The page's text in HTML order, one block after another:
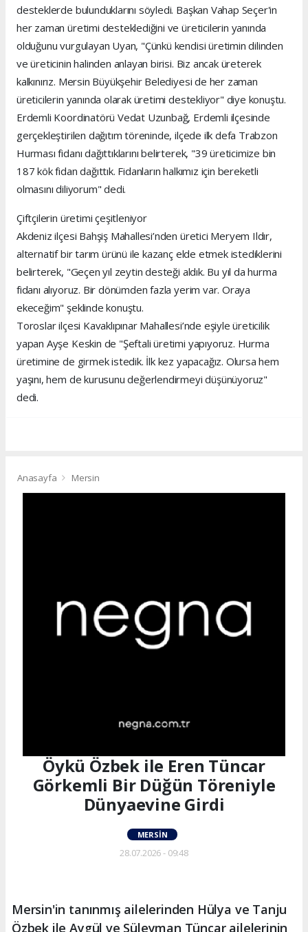
desteklerde bulunduklarını söyledi. Başkan Vahap Seçer'in
her zaman üretimi desteklediğini ve üreticilerin yanında
olduğunu vurgulayan Uyan, "Çünkü kendisi üretimin dilinden
ve üreticinin halinden anlayan birisi. Biz ancak üreterek
kalkınırız. Mersin Büyükşehir Belediyesi de her zaman
üreticilerin yanında olarak üretimi destekliyor" diye konuştu.
Erdemli Koordinatörü Vedat Uzunbağ, Erdemli ilçesinde
gerçekleştirilen dağıtım töreninde, ilçede ilk defa Trabzon
Hurması fidanı dağıttıklarını belirterek, "39 üreticimize bin
187 kök fidan dağıttık. Fidanların halkımız için bereketli
olmasını diliyorum" dedi.
Çiftçilerin üretimi çeşitleniyor
Akdeniz ilçesi Bahşiş Mahallesi’nden üretici Meryem Ildır,
alternatif bir tarım ürünü ile kazanç elde etmek istediklerini
belirterek, "Geçen yıl zeytin desteği aldık. Bu yıl da hurma
fidanı alıyoruz. Bir dönümden fazla yerim var. Oraya
ekeceğim" şeklinde konuştu.
Toroslar ilçesi Kavaklıpınar Mahallesi’nde eşiyle üreticilik
yapan Ayşe Keskin de "Şeftali üretimi yapıyoruz. Hurma
üretimine de girmek istedik. İlk kez yapacağız. Olursa hem
yaşını, hem de kurusunu değerlendirmeyi düşünüyoruz"
dedi.
Anasayfa Mersin
Öykü Özbek ile Eren Tüncar
Görkemli Bir Düğün Töreniyle
Dünyaevine Girdi
MERSIN
28.07.2026 - 09:48
Mersin'in tanınmış ailelerinden Hülya ve Tanju
Özbek ile Aygül ve Süleyman Tüncar ailelerinin